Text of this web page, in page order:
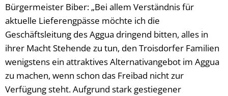
Bürgermeister Biber: „Bei allem Verständnis für
aktuelle Lieferengpässe möchte ich die
Geschäftsleitung des Aggua dringend bitten, alles in
ihrer Macht Stehende zu tun, den Troisdorfer Familien
wenigstens ein attraktives Alternativangebot im Aggua
zu machen, wenn schon das Freibad nicht zur
Verfügung steht. Aufgrund stark gestiegener